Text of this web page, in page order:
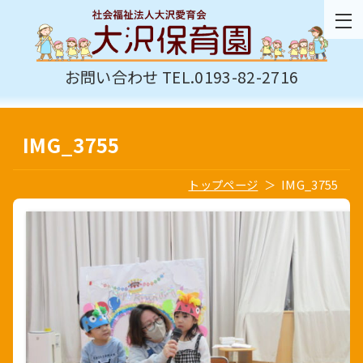
お問い合わせ TEL.0193-82-2716
IMG_3755
トップページ IMG_3755